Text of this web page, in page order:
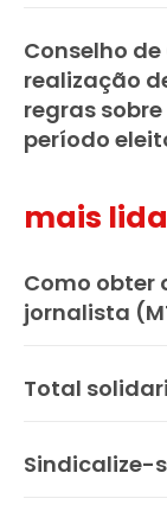
Conselho
realização
regras
período
mais
Como obter
jornalista
Total
Sindicalize-